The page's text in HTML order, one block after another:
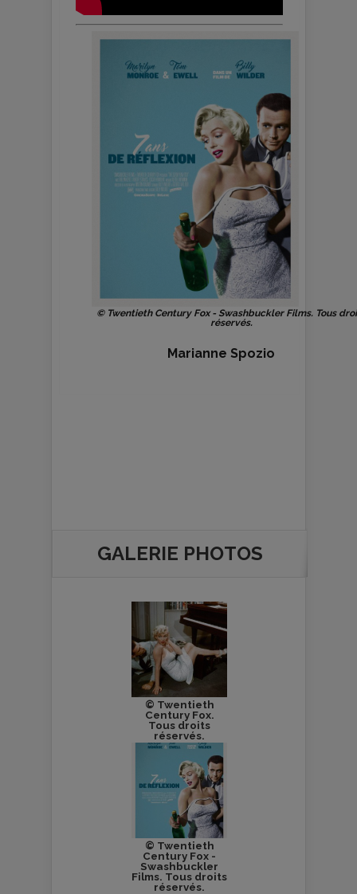
© Twentieth Century Fox - Swashbuckler Films. Tous
réservés.
Marianne Spozio
GALERIE PHOTOS
© Twentieth
Century Fox.
Tous droits
réservés.
© Twentieth
Century Fox -
Swashbuckler
Films. Tous droits
réservés.